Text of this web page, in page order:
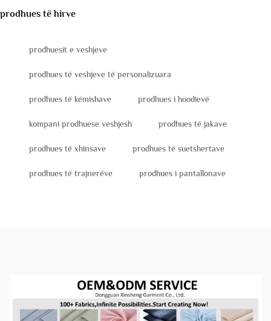
prodhues të hirve
prodhuesit e veshjeve
prodhues të veshjeve të personalizuara
prodhues të këmishave prodhues i hoodievë
kompani prodhuese veshjesh prodhues të jakave
prodhues të xhinsave prodhues të suetshertave
prodhues të trajnerëve prodhues i pantallonave